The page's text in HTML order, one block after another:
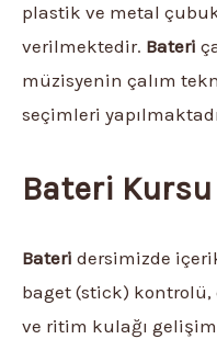
plastik ve metal
verilmektedir. Bateri
müzisyenin çalım
seçimleri
Bateri Kursu
Bateri dersimizde
baget (stick) kontrolü,
ve ritim kulağı